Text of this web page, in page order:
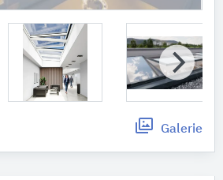
Galerie